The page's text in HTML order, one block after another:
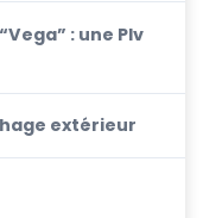
: une Plv
extérieur